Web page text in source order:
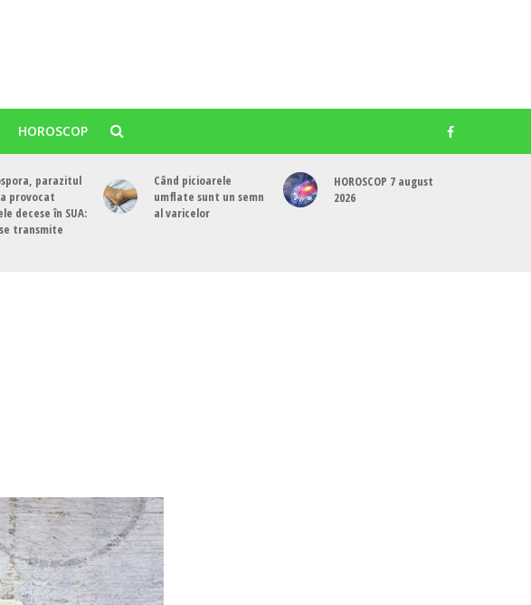
HOROSCOP
parazitul
provocat
decese în SUA:
transmite
Când picioarele
umflate sunt un semn
al varicelor
HOROSCOP 7 august
2026